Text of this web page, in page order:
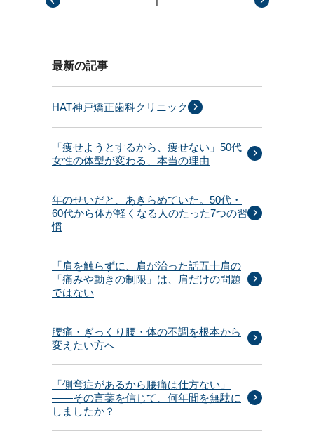
最新の記事
HAT神戸矯正歯科クリニック
「痩せようとするから、痩せない」50代
女性の体型が変わる、本当の理由
年のせいだと、あきらめていた。50代・
60代から体が軽くなる人のたった7つの習
慣
「肩を触らずに、肩が治った話五十肩の
「痛みや動きの制限」は、肩だけの問題
ではない
腰痛・ぎっくり腰・体の不調を根本から
変えたい方へ
「側弯症があるから腰痛は仕方ない」
——その言葉を信じて、何年間を無駄に
しましたか？